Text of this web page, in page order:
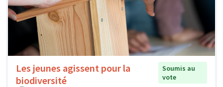
Les jeunes agissent pour la
biodiversité
Soumis au
vote